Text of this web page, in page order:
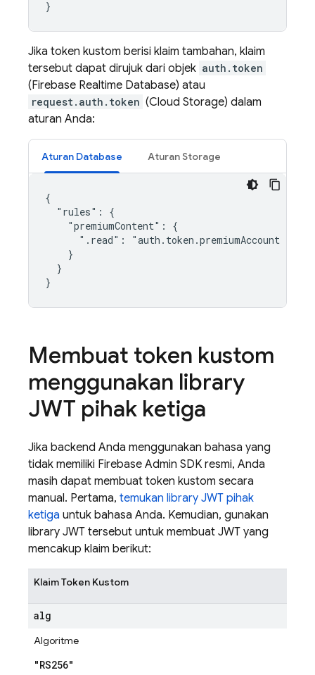
Jika token kustom berisi klaim tambahan, klaim
tersebut dapat dirujuk dari objek auth.token
(Firebase Realtime Database) atau
request.auth.token (Cloud Storage) dalam
aturan Anda:
Aturan Database Aturan Storage
{
  "rules": {
    "premiumContent": {
".read": "auth.token.premiumAccount ===
    }
  }
Membuat token kustom
menggunakan library
JWT pihak ketiga
Jika backend Anda menggunakan bahasa yang
tidak memiliki Firebase Admin SDK resmi, Anda
masih dapat membuat token kustom secara
manual. Pertama, temukan library JWT pihak
ketiga untuk bahasa Anda. Kemudian, gunakan
library JWT tersebut untuk membuat JWT yang
mencakup klaim berikut:
Klaim Token Kustom
alg
Algoritme
"RS256"